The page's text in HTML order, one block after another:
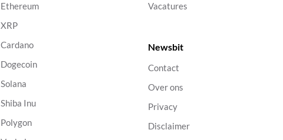
Ethereum
XRP
Cardano
Dogecoin
Solana
Shiba Inu
Polygon
Vacatures
Newsbit
Contact
Over ons
Privacy
Disclaimer